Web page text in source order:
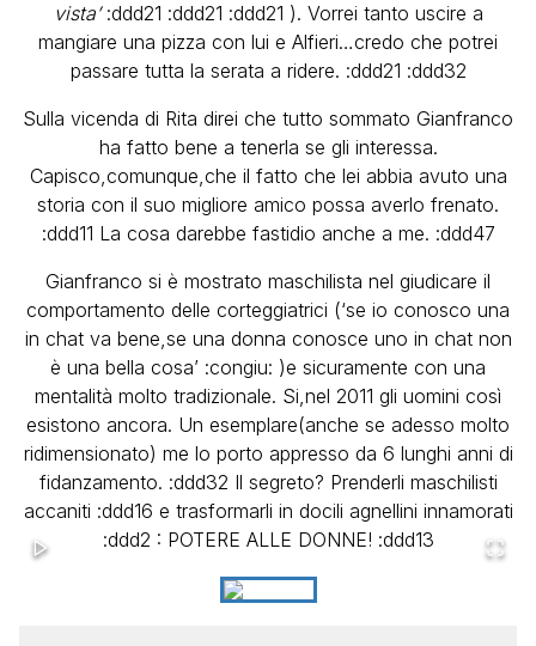
vista’:ddd21 :ddd21 :ddd21 ). Vorrei tanto uscire a
mangiare una pizza con lui e Alfieri…credo che potrei
passare tutta la serata a ridere. :ddd21 :ddd32
Sulla vicenda di Rita direi che tutto sommato Gianfranco
ha fatto bene a tenerla se gli interessa.
Capisco,comunque,che il fatto che lei abbia avuto una
storia con il suo migliore amico possa averlo frenato.
:ddd11 La cosa darebbe fastidio anche a me. :ddd47
Gianfranco si è mostrato maschilista nel giudicare il
comportamento delle corteggiatrici (‘se io conosco una
in chat va bene,se una donna conosce uno in chat non
è una bella cosa’ :congiu: )e sicuramente con una
mentalità molto tradizionale. Si,nel 2011 gli uomini così
esistono ancora. Un esemplare(anche se adesso molto
ridimensionato) me lo porto appresso da 6 lunghi anni di
fidanzamento. :ddd32 Il segreto? Prenderli maschilisti
accaniti :ddd16 e trasformarli in docili agnellini innamorati
:ddd2 : POTERE ALLE DONNE! :ddd13